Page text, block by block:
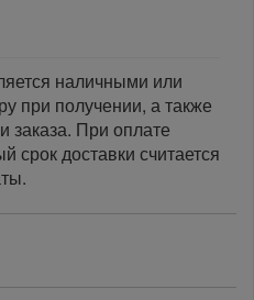
наличными или
при получении, а также
заказа. При оплате
срок доставки считается